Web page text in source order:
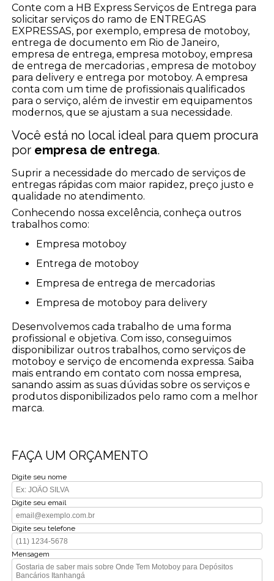
Conte com a HB Express Serviços de Entrega para
solicitar serviços do ramo de ENTREGAS
EXPRESSAS, por exemplo, empresa de motoboy,
entrega de documento em Rio de Janeiro,
empresa de entrega, empresa motoboy, empresa
de entrega de mercadorias , empresa de motoboy
para delivery e entrega por motoboy. A empresa
conta com um time de profissionais qualificados
para o serviço, além de investir em equipamentos
modernos, que se ajustam a sua necessidade.
Você está no local ideal para quem procura
por empresa de entrega.
Suprir a necessidade do mercado de serviços de
entregas rápidas com maior rapidez, preço justo e
qualidade no atendimento.
Conhecendo nossa excelência, conheça outros
trabalhos como:
empresa motoboy
entrega de motoboy
empresa de entrega de mercadorias
empresa de motoboy para delivery
Desenvolvemos cada trabalho de uma forma
profissional e objetiva. Com isso, conseguimos
disponibilizar outros trabalhos, como serviços de
motoboy e serviço de encomenda expressa. Saiba
mais entrando em contato com nossa empresa,
sanando assim as suas dúvidas sobre os serviços e
produtos disponibilizados pelo ramo com a melhor
marca.
FAÇA UM ORÇAMENTO
Digite seu nome
Digite seu email
Digite seu telefone
Mensagem